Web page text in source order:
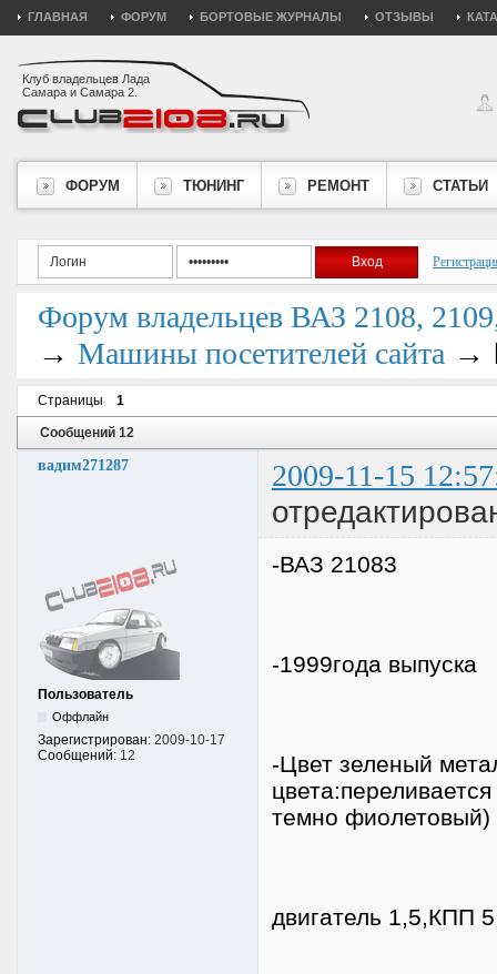
ГЛАВНАЯ ФОРУМ БОРТОВЫЕ ЖУРНАЛЫ ОТЗЫВЫ
Клуб владельцев Лада
Самара и Самара 2.
ФОРУМ ТЮНИНГ РЕМОНТ СТАТЬИ
Форум владельцев ВАЗ 2108,
→ Машины посетителей сайта →
Страницы 1
Сообщений 12
вадим271287 2009-11-15
Пользователь
Оффлайн
Зарегистрирован: 2009-10-17
Сообщений: 12
-ВАЗ 21083
-1999года выпуска
-Цвет зеленый
темно фиолетовый)
двигатель 1,5,КПП